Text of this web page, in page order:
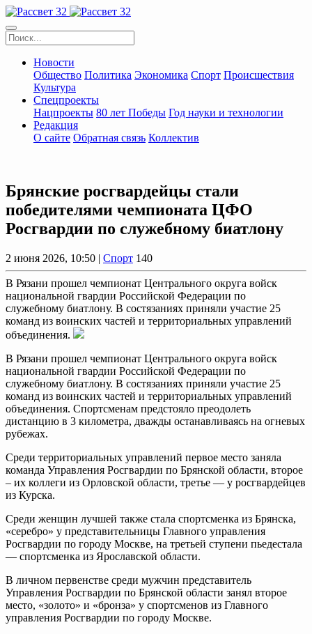
Новости
Общество Политика Экономика Спорт Происшествия
Культура
Спецпроекты
Нацпроекты 80 лет Победы Год науки и технологии
Редакция
О сайте Обратная связь Коллектив
Брянские росгвардейцы стали
победителями чемпионата ЦФО
Росгвардии по служебному биатлону
2 июня 2026, 10:50 | Спорт 140
В Рязани прошел чемпионат Центрального округа войск
национальной гвардии Российской Федерации по
служебному биатлону. В состязаниях приняли участие 25
команд из воинских частей и территориальных управлений
объединения.
В Рязани прошел чемпионат Центрального округа войск
национальной гвардии Российской Федерации по
служебному биатлону. В состязаниях приняли участие 25
команд из воинских частей и территориальных управлений
объединения. Спортсменам предстояло преодолеть
дистанцию в 3 километра, дважды останавливаясь на огневых
рубежах.
Среди территориальных управлений первое место заняла
команда Управления Росгвардии по Брянской области, второе
– их коллеги из Орловской области, третье — у росгвардейцев
из Курска.
Среди женщин лучшей также стала спортсменка из Брянска,
«серебро» у представительницы Главного управления
Росгвардии по городу Москве, на третьей ступени пьедестала
— спортсменка из Ярославской области.
В личном первенстве среди мужчин представитель
Управления Росгвардии по Брянской области занял второе
место, «золото» и «бронза» у спортсменов из Главного
управления Росгвардии по городу Москве.